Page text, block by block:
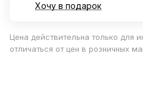
Хочу в подарок
Цена действительна только для
отличаться от цен в розничных